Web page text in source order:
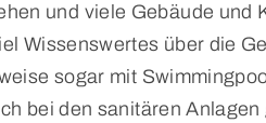
und viele Gebäude
Wissenswertes über die
sogar mit
bei den sanitären